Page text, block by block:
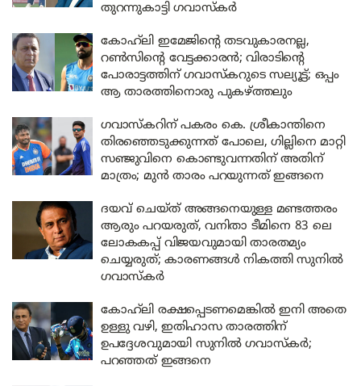
തുറന്നുകാട്ടി ഗവാസ്കർ
കോഹ്‌ലി ഇമേജിന്റെ തടവുകാരനല്ല,
റൺസിന്റെ വേട്ടക്കാരൻ; വിരാടിന്റെ
പോരാട്ടത്തിന് ഗവാസ്കറുടെ സല്യൂട്ട്; ഒപ്പം
ആ താരത്തിനൊരു പുകഴ്ത്തലും
ഗവാസ്കറിന് പകരം കെ. ശ്രീകാന്തിനെ
തിരഞ്ഞെടുക്കുന്നത് പോലെ, ഗില്ലിനെ മാറ്റി
സഞ്ജുവിനെ കൊണ്ടുവന്നതിന് അതിന്
മാത്രം; മുൻ താരം പറയുന്നത് ഇങ്ങനെ
ദയവ് ചെയ്ത് അങ്ങനെയുള്ള മണ്ടത്തരം
ആരും പറയരുത്, വനിതാ ടീമിനെ 83 ലെ
ലോകകപ്പ് വിജയവുമായി താരതമ്യം
ചെയ്യരുത്; കാരണങ്ങൾ നികത്തി സുനിൽ
ഗവാസ്‌കർ
കോഹ്‌ലി രക്ഷപ്പെടണമെങ്കിൽ ഇനി അതെ
ഉള്ളു വഴി, ഇതിഹാസ താരത്തിന്
ഉപദ്ദേശവുമായി സുനിൽ ഗവാസ്‌കർ;
പറഞ്ഞത് ഇങ്ങനെ